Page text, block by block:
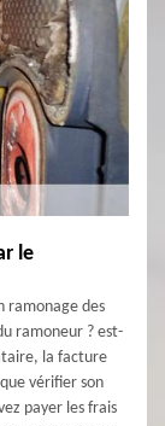
le
ramonage des
ramoneur ? est-
la facture
vérifier son
payer les frais